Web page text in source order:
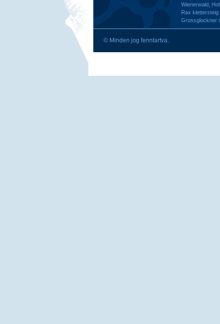
Wienerwald,
Rax
Grossglockner
© Minden jog fenntartva.